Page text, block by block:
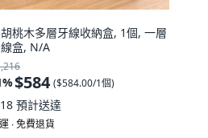
桃木多層牙線收納盒, 1個, 一層
盒, N/A
%$584 ($584.00/1個)
預計送達
∙ 免費退貨